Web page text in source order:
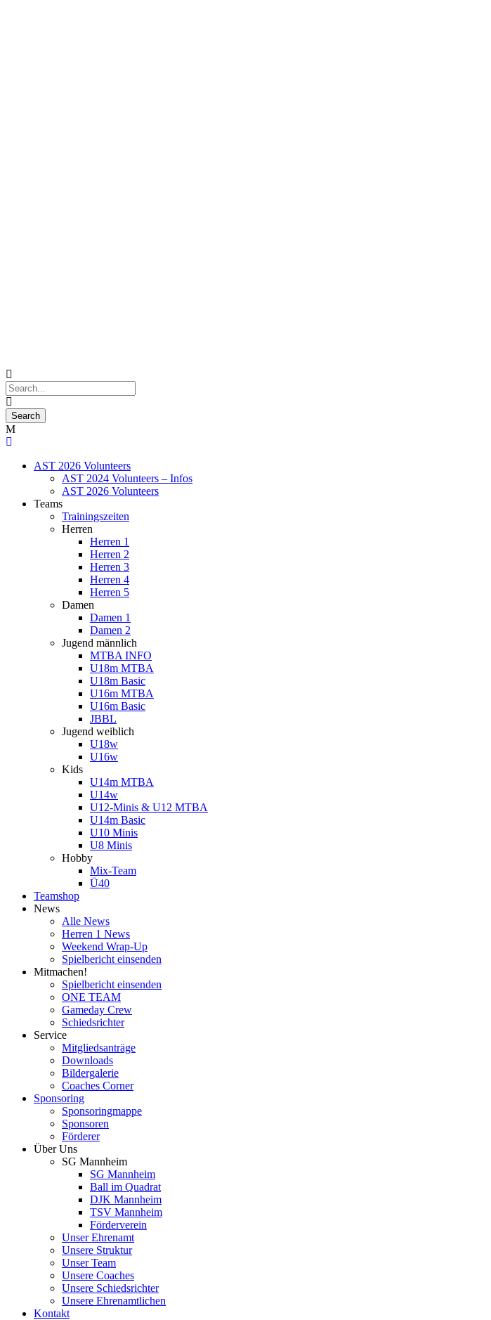
AST 2026 Volunteers
AST 2024 Volunteers – Infos
AST 2026 Volunteers
Teams
Trainingszeiten
Herren
Herren 1
Herren 2
Herren 3
Herren 4
Herren 5
Damen
Damen 1
Damen 2
Jugend männlich
MTBA INFO
U18m MTBA
U18m Basic
U16m MTBA
U16m Basic
JBBL
Jugend weiblich
U18w
U16w
Kids
U14m MTBA
U14w
U12-Minis & U12 MTBA
U14m Basic
U10 Minis
U8 Minis
Hobby
Mix-Team
Ü40
Teamshop
News
Alle News
Herren 1 News
Weekend Wrap-Up
Spielbericht einsenden
Mitmachen!
Spielbericht einsenden
ONE TEAM
Gameday Crew
Schiedsrichter
Service
Mitgliedsanträge
Downloads
Bildergalerie
Coaches Corner
Sponsoring
Sponsoringmappe
Sponsoren
Förderer
Über Uns
SG Mannheim
SG Mannheim
Ball im Quadrat
DJK Mannheim
TSV Mannheim
Förderverein
Unser Ehrenamt
Unsere Struktur
Unser Team
Unsere Coaches
Unsere Schiedsrichter
Unsere Ehrenamtlichen
Kontakt